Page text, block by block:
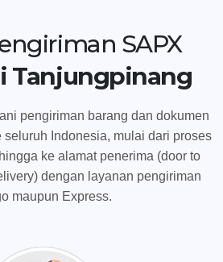
SAPX
Tanjungpinang
pengiriman barang dan dokumen
Indonesia, mulai dari proses
ke alamat penerima (door to
dengan layanan pengiriman
maupun Express.